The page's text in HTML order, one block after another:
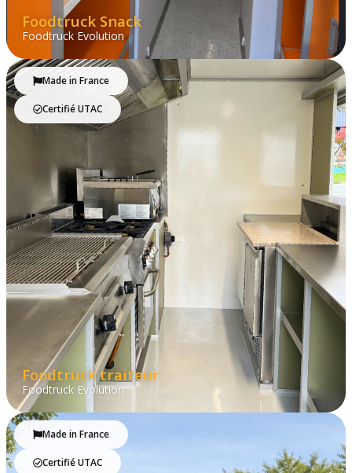
Foodtruck Snack
Foodtruck Evolution
Made in France
Certifié UTAC
Foodtruck traiteur
Foodtruck Evolution
Made in France
Certifié UTAC